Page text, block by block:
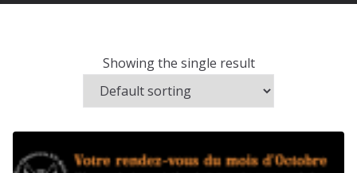
Showing the single result